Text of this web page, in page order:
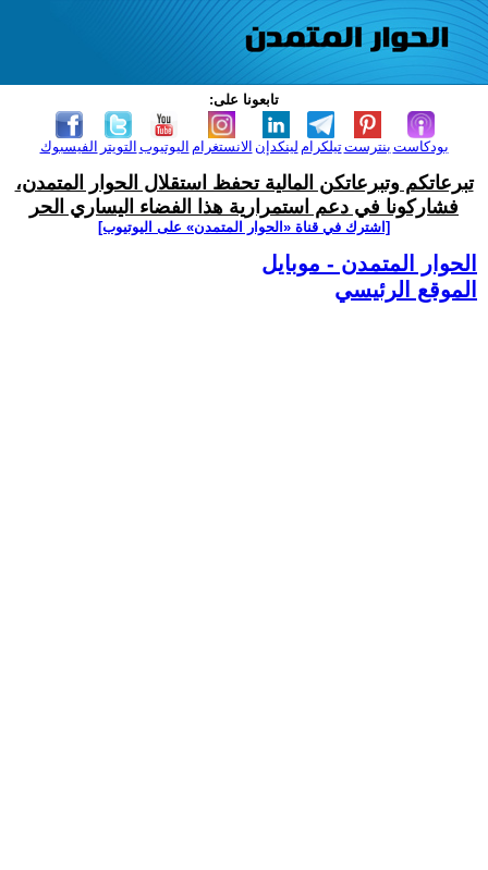
تابعونا على:
الفيسبوك التويتر اليوتيوب الانستغرام لينكدإن تيلكرامبنترست بودكاست
تبرعاتكم وتبرعاتكن المالية تحفظ استقلال الحوار المتمدن،
فشاركونا في دعم استمرارية هذا الفضاء اليساري الحر
[اشترك في قناة ‫«الحوار المتمدن» على اليوتيوب]
الحوار المتمدن - موبايل
الموقع الرئيسي